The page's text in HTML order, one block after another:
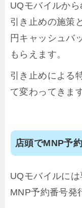
UQモバイルから
引き止めの施策
円キャッシュバ
もらえます。
引き止めによる
て変わってきます
店頭でMNP予
UQモバイルには
MNP予約番号発